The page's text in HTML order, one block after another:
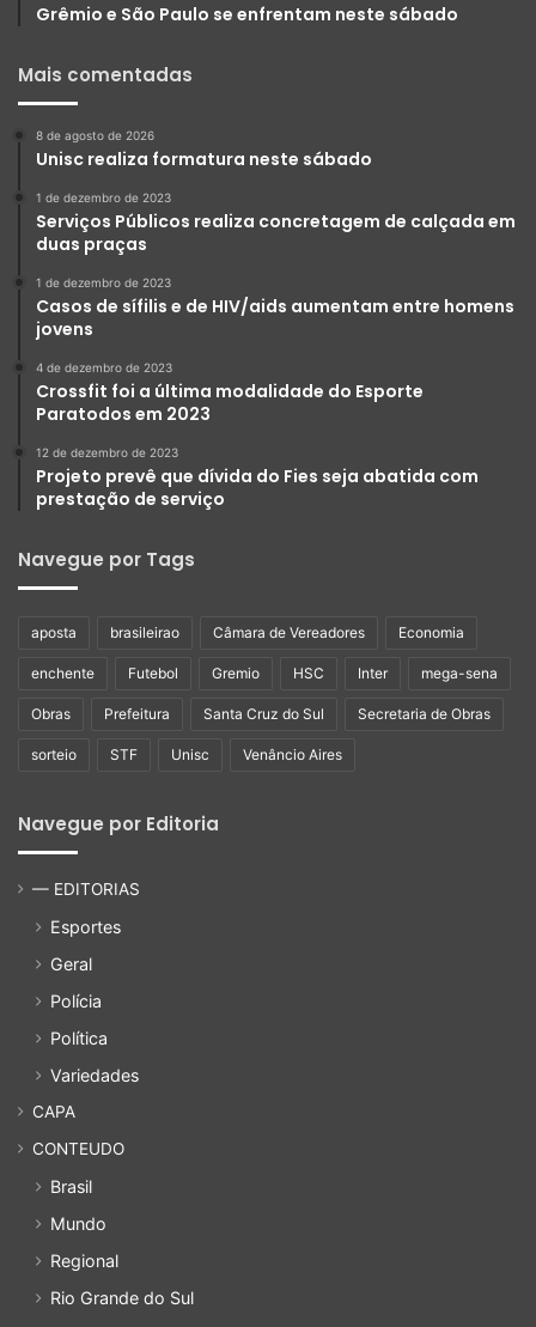
Grêmio e São Paulo se enfrentam neste sábado
Mais comentadas
8 de agosto de 2026
Unisc realiza formatura neste sábado
1 de dezembro de 2023
Serviços Públicos realiza concretagem de calçada em
duas praças
1 de dezembro de 2023
Casos de sífilis e de HIV/aids aumentam entre homens
jovens
4 de dezembro de 2023
Crossfit foi a última modalidade do Esporte
Paratodos em 2023
12 de dezembro de 2023
Projeto prevê que dívida do Fies seja abatida com
prestação de serviço
Navegue por Tags
aposta brasileirao Câmara de Vereadores Economia
enchente Futebol Gremio HSC Inter mega-sena
Obras Prefeitura Santa Cruz do Sul Secretaria de Obras
sorteio STF Unisc Venâncio Aires
Navegue por Editoria
— EDITORIAS
Esportes
Geral
Polícia
Política
Variedades
CAPA
CONTEUDO
Brasil
Mundo
Regional
Rio Grande do Sul